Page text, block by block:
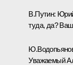
В.Путин:
туда, да?
Уважаемый